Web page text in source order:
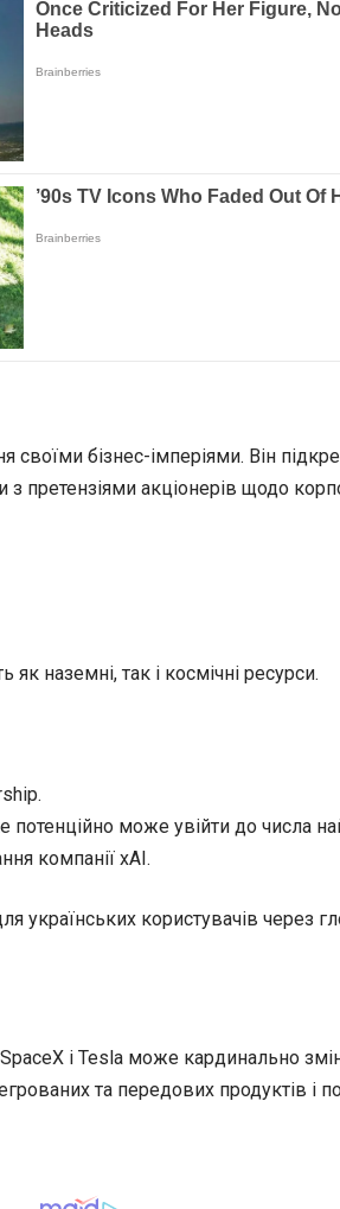
своїми бізнес-імперіями. Він
претензіями акціонерів щодо
наземні, так і космічні ресурси.
потенційно може увійти до числа
компанії xAI.
українських користувачів через
SpaceX і Tesla може кардинально
та передових продуктів і